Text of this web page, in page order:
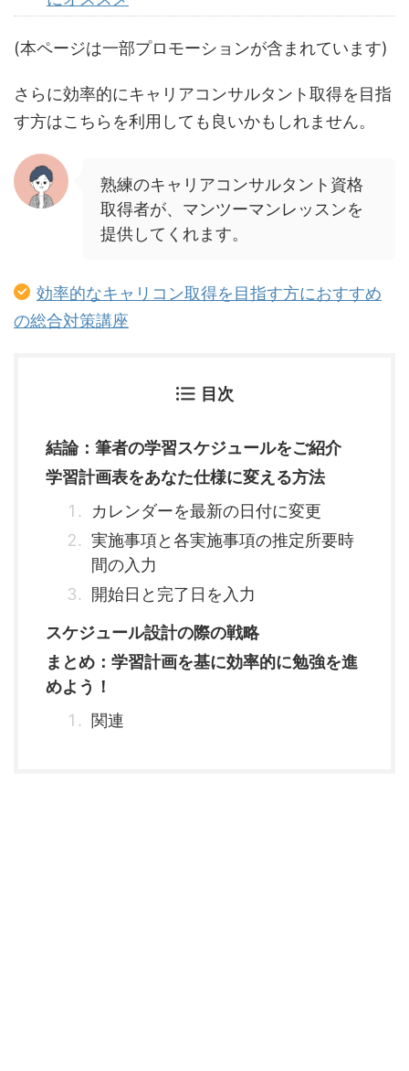
(本ページは一部プロモーションが含まれています)
さらに効率的にキャリアコンサルタント取得を目指
す方はこちらを利用しても良いかもしれません。
熟練のキャリアコンサルタント資格
取得者が、マンツーマンレッスンを
提供してくれます。
効率的なキャリコン取得を目指す方におすすめ
の総合対策講座
目次
結論：筆者の学習スケジュールをご紹介
学習計画表をあなた仕様に変える方法
カレンダーを最新の日付に変更
実施事項と各実施事項の推定所要時
間の入力
開始日と完了日を入力
スケジュール設計の際の戦略
まとめ：学習計画を基に効率的に勉強を進
めよう！
関連